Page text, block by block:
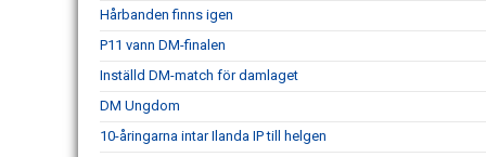
Hårbanden finns igen
P11 vann DM-finalen
Inställd DM-match för damlaget
DM Ungdom
10-åringarna intar Ilanda IP till helgen